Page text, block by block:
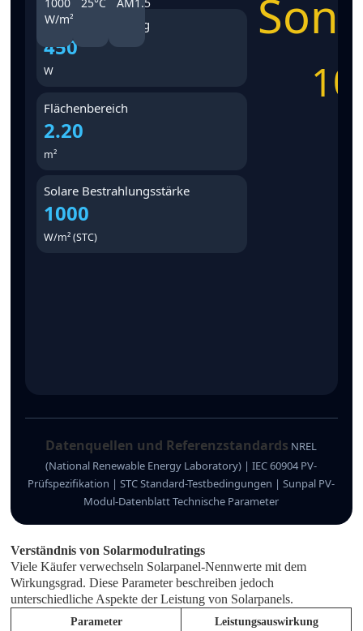
W/m²
Maximale Leistung
450
W
Flächenbereich
2.20
m²
Solare Bestrahlungsstärke
1000
W/m² (STC)
Datenquellen und Referenzstandards NREL
(National Renewable Energy Laboratory) | IEC 60904 PV-
Prüfspezifikation | STC Standard-Testbedingungen | Sunpal PV-
Modul-Datenblatt Technische Parameter
Verständnis von Solarmodulratings
Viele Käufer verwechseln Solarpanel-Nennwerte mit dem
Wirkungsgrad. Diese Parameter beschreiben jedoch
unterschiedliche Aspekte der Leistung von Solarpanels.
Parameter Leistungsauswirkung